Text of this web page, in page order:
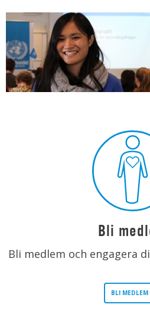
Bli
Bli medlem och engagera
BLI MEDLEM